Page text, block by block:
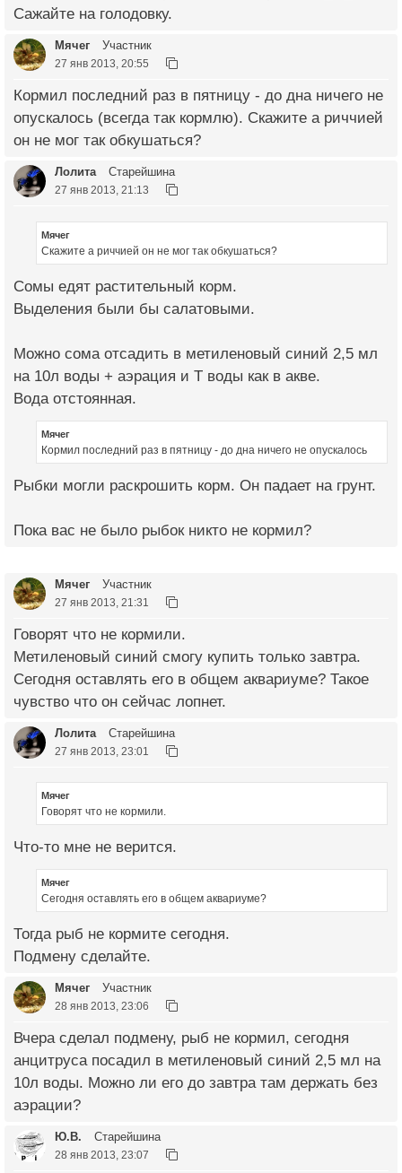
Сажайте на голодовку.
Мячег Участник
27 янв 2013, 20:55
Кормил последний раз в пятницу - до дна ничего не
опускалось (всегда так кормлю). Скажите а риччией
он не мог так обкушаться?
Лолита Старейшина
27 янв 2013, 21:13
Мячег
Скажите а риччией он не мог так обкушаться?
Сомы едят растительный корм.
Выделения были бы салатовыми.
Можно сома отсадить в метиленовый синий 2,5 мл
на 10л воды + аэрация и Т воды как в акве.
Вода отстоянная.
Мячег
Кормил последний раз в пятницу - до дна ничего не опускалось
Рыбки могли раскрошить корм. Он падает на грунт.
Пока вас не было рыбок никто не кормил?
Мячег Участник
27 янв 2013, 21:31
Говорят что не кормили.
Метиленовый синий смогу купить только завтра.
Сегодня оставлять его в общем аквариуме? Такое
чувство что он сейчас лопнет.
Лолита Старейшина
27 янв 2013, 23:01
Мячег
Говорят что не кормили.
Что-то мне не верится.
Мячег
Сегодня оставлять его в общем аквариуме?
Тогда рыб не кормите сегодня.
Подмену сделайте.
Мячег Участник
28 янв 2013, 23:06
Вчера сделал подмену, рыб не кормил, сегодня
анцитруса посадил в метиленовый синий 2,5 мл на
10л воды. Можно ли его до завтра там держать без
аэрации?
Ю.В. Старейшина
28 янв 2013, 23:07